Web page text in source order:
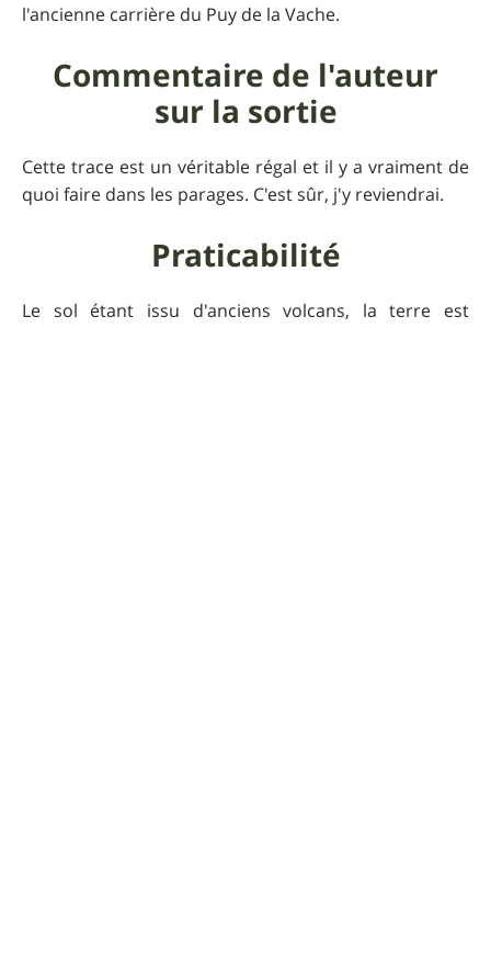
l'ancienne carrière du Puy de la Vache.
Commentaire de l'auteur
sur la sortie
Cette trace est un véritable régal et il y a vraiment de
quoi faire dans les parages. C'est sûr, j'y reviendrai.
Praticabilité
Le sol étant issu d'anciens volcans, la terre est